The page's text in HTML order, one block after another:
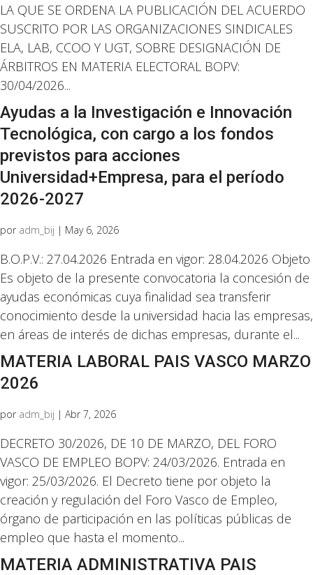
LA QUE SE ORDENA LA PUBLICACIÓN DEL ACUERDO
SUSCRITO POR LAS ORGANIZACIONES SINDICALES
ELA, LAB, CCOO Y UGT, SOBRE DESIGNACIÓN DE
ÁRBITROS EN MATERIA ELECTORAL BOPV:
30/04/2026...
Ayudas a la Investigación e Innovación
Tecnológica, con cargo a los fondos
previstos para acciones
Universidad+Empresa, para el período
2026-2027
por adm_bij | May 6, 2026
B.O.P.V.: 27.04.2026 Entrada en vigor: 28.04.2026 Objeto
Es objeto de la presente convocatoria la concesión de
ayudas económicas cuya finalidad sea transferir
conocimiento desde la universidad hacia las empresas,
en áreas de interés de dichas empresas, durante el...
MATERIA LABORAL PAIS VASCO MARZO
2026
por adm_bij | Abr 7, 2026
DECRETO 30/2026, DE 10 DE MARZO, DEL FORO
VASCO DE EMPLEO BOPV: 24/03/2026. Entrada en
vigor: 25/03/2026. El Decreto tiene por objeto la
creación y regulación del Foro Vasco de Empleo,
órgano de participación en las políticas públicas de
empleo que hasta el momento...
MATERIA ADMINISTRATIVA PAIS